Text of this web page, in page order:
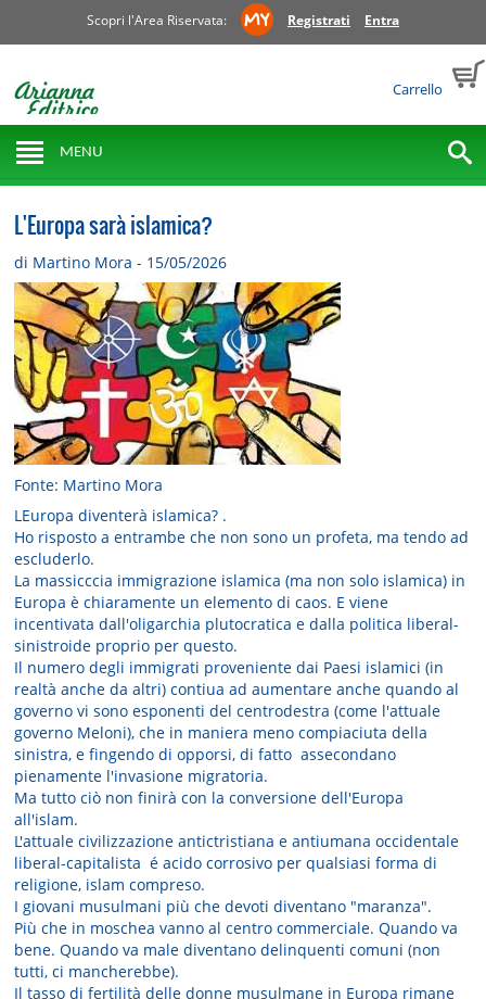
Scopri l'Area Riservata: Registrati Entra
Carrello
MENU
L'Europa sarà islamica?
di Martino Mora - 15/05/2026
Fonte: Martino Mora
LEuropa diventerà islamica? .
Ho risposto a entrambe che non sono un profeta, ma tendo ad
escluderlo.
La massicccia immigrazione islamica (ma non solo islamica) in
Europa è chiaramente un elemento di caos. E viene
incentivata dall'oligarchia plutocratica e dalla politica liberal-
sinistroide proprio per questo.
Il numero degli immigrati proveniente dai Paesi islamici (in
realtà anche da altri) contiua ad aumentare anche quando al
governo vi sono esponenti del centrodestra (come l'attuale
governo Meloni), che in maniera meno compiaciuta della
sinistra, e fingendo di opporsi, di fatto assecondano
pienamente l'invasione migratoria.
Ma tutto ciò non finirà con la conversione dell'Europa
all'islam.
L'attuale civilizzazione antictristiana e antiumana occidentale
liberal-capitalista é acido corrosivo per qualsiasi forma di
religione, islam compreso.
I giovani musulmani più che devoti diventano "maranza".
Più che in moschea vanno al centro commerciale. Quando va
bene. Quando va male diventano delinquenti comuni (non
tutti, ci mancherebbe).
Il tasso di fertilità delle donne musulmane in Europa rimane